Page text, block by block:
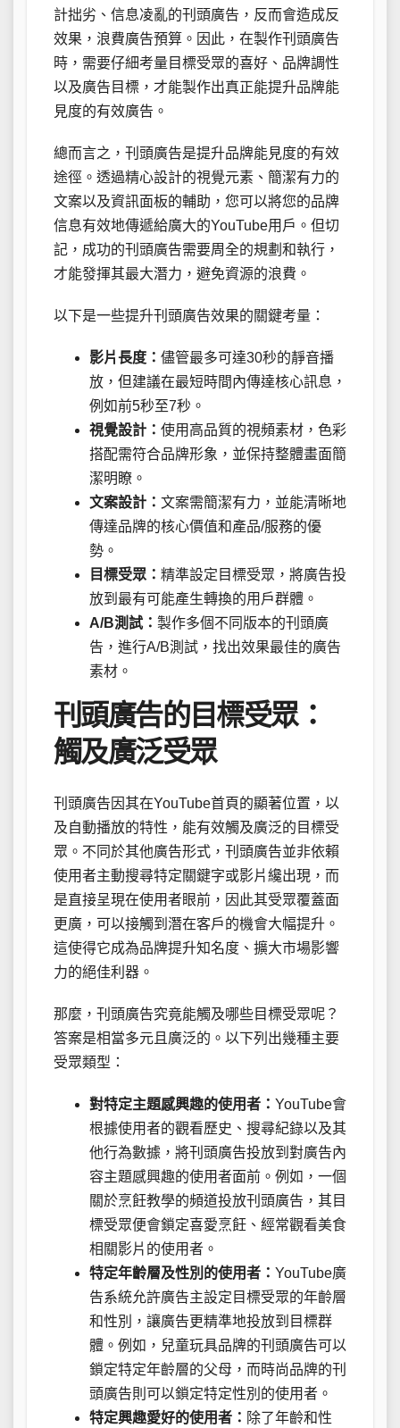
計拙劣、信息凌亂的刊頭廣告，反而會造成反
效果，浪費廣告預算。因此，在製作刊頭廣告
時，需要仔細考量目標受眾的喜好、品牌調性
以及廣告目標，才能製作出真正能提升品牌能
見度的有效廣告。
總而言之，刊頭廣告是提升品牌能見度的有效
途徑。透過精心設計的視覺元素、簡潔有力的
文案以及資訊面板的輔助，您可以將您的品牌
信息有效地傳遞給廣大的YouTube用戶。但切
記，成功的刊頭廣告需要周全的規劃和執行，
才能發揮其最大潛力，避免資源的浪費。
以下是一些提升刊頭廣告效果的關鍵考量：
影片長度： 儘管最多可達30秒的靜音播
放，但建議在最短時間內傳達核心訊息，
例如前5秒至7秒。
視覺設計： 使用高品質的視頻素材，色彩
搭配需符合品牌形象，並保持整體畫面簡
潔明瞭。
文案設計： 文案需簡潔有力，並能清晰地
傳達品牌的核心價值和產品/服務的優
勢。
目標受眾： 精準設定目標受眾，將廣告投
放到最有可能產生轉換的用戶群體。
A/B測試： 製作多個不同版本的刊頭廣
告，進行A/B測試，找出效果最佳的廣告
素材。
刊頭廣告的目標受眾：
觸及廣泛受眾
刊頭廣告因其在YouTube首頁的顯著位置，以
及自動播放的特性，能有效觸及廣泛的目標受
眾。不同於其他廣告形式，刊頭廣告並非依賴
使用者主動搜尋特定關鍵字或影片纔出現，而
是直接呈現在使用者眼前，因此其受眾覆蓋面
更廣，可以接觸到潛在客戶的機會大幅提升。
這使得它成為品牌提升知名度、擴大市場影響
力的絕佳利器。
那麼，刊頭廣告究竟能觸及哪些目標受眾呢？
答案是相當多元且廣泛的。以下列出幾種主要
受眾類型：
對特定主題感興趣的使用者： YouTube會
根據使用者的觀看歷史、搜尋紀錄以及其
他行為數據，將刊頭廣告投放到對廣告內
容主題感興趣的使用者面前。例如，一個
關於烹飪教學的頻道投放刊頭廣告，其目
標受眾便會鎖定喜愛烹飪、經常觀看美食
相關影片的使用者。
特定年齡層及性別的使用者： YouTube廣
告系統允許廣告主設定目標受眾的年齡層
和性別，讓廣告更精準地投放到目標群
體。例如，兒童玩具品牌的刊頭廣告可以
鎖定特定年齡層的父母，而時尚品牌的刊
頭廣告則可以鎖定特定性別的使用者。
特定興趣愛好的使用者： 除了年齡和性